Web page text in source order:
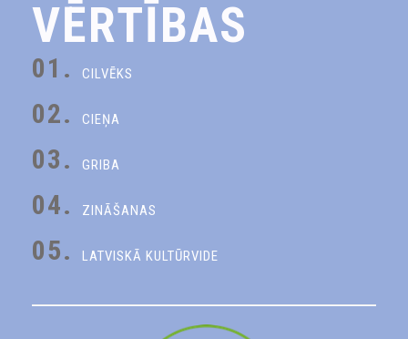
VĒRTĪBAS
01. CILVĒKS
02. CIEŅA
03. GRIBA
04. ZINĀŠANAS
05. LATVISKĀ KULTŪRVIDE